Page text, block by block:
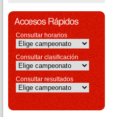
Consultar horarios
Consultar clasificación
Consultar resultados